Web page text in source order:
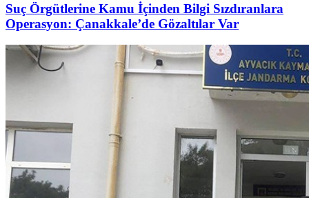
Suç Örgütlerine Kamu İçinden Bilgi Sızdıranlara
Operasyon: Çanakkale’de Gözaltılar Var